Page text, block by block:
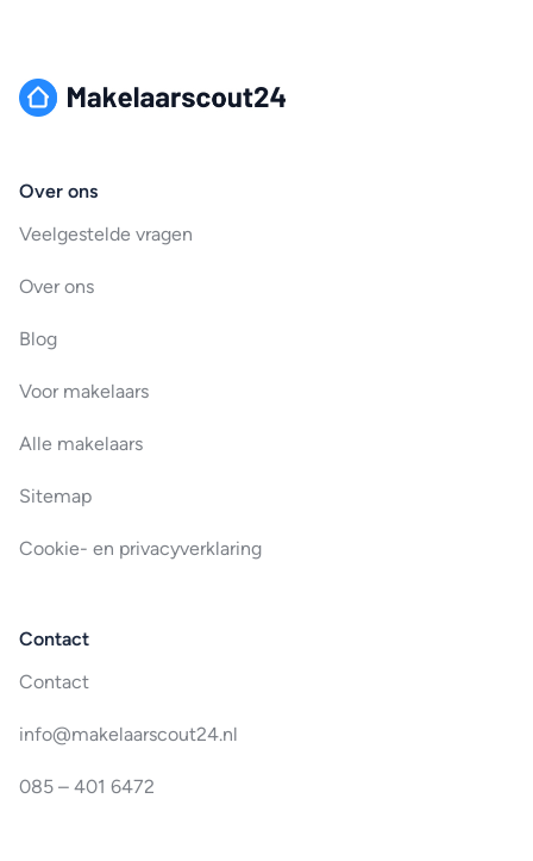
Over ons
Veelgestelde vragen
Over ons
Blog
Voor makelaars
Alle makelaars
Sitemap
Cookie- en privacyverklaring
Contact
Contact
info@makelaarscout24.nl
085 – 401 6472